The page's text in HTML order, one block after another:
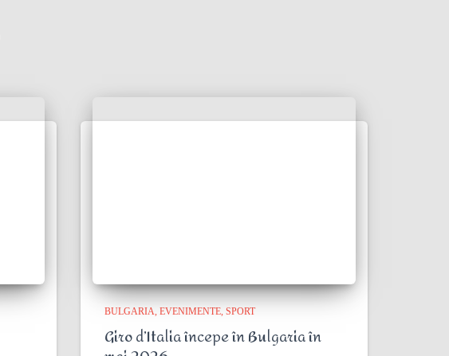
BULGARIA EVENIMENTE SPORT
Giro d’Italia începe în Bulgaria în